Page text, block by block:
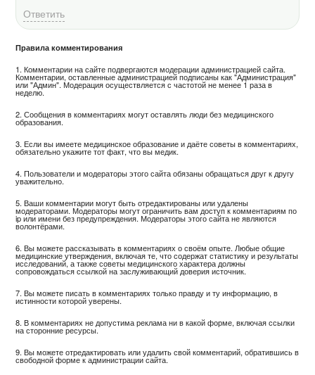
Ответить
Правила комментирования
1. Комментарии на сайте подвергаются модерации администрацией сайта.
Комментарии, оставленные администрацией подписаны как "Администрация"
или "Админ". Модерация осуществляется с частотой не менее 1 раза в
неделю.
2. Сообщения в комментариях могут оставлять люди без медицинского
образования.
3. Если вы имеете медицинское образование и даёте советы в комментариях,
обязательно укажите тот факт, что вы медик.
4. Пользователи и модераторы этого сайта обязаны обращаться друг к другу
уважительно.
5. Ваши комментарии могут быть отредактированы или удалены
модераторами. Модераторы могут ограничить вам доступ к комментариям по
ip или имени без предупреждения. Модераторы этого сайта не являются
волонтёрами.
6. Вы можете рассказывать в комментариях о своём опыте. Любые общие
медицинские утверждения, включая те, что содержат статистику и результаты
исследований, а также советы медицинского характера должны
сопровождаться ссылкой на заслуживающий доверия источник.
7. Вы можете писать в комментариях только правду и ту информацию, в
истинности которой уверены.
8. В комментариях не допустима реклама ни в какой форме, включая ссылки
на сторонние ресурсы.
9. Вы можете отредактировать или удалить свой комментарий, обратившись в
свободной форме к администрации сайта.